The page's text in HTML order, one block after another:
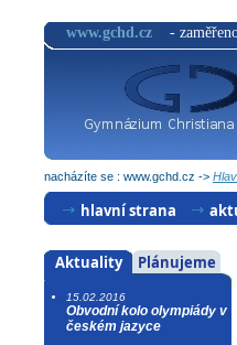
www.gchd.cz -
nacházíte se : www.gchd.cz ->
hlavní strana
Aktuality Plánujeme
15.02.2016
Obvodní kolo olympiády v
českém jazyce